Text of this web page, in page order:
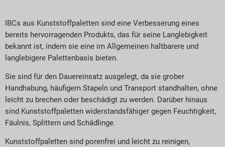
IBCs aus Kunststoffpaletten sind eine Verbesserung eines
bereits hervorragenden Produkts, das für seine Langlebigkeit
bekannt ist, indem sie eine im Allgemeinen haltbarere und
langlebigere Palettenbasis bieten.
Sie sind für den Dauereinsatz ausgelegt, da sie grober
Handhabung, häufigem Stapeln und Transport standhalten, ohne
leicht zu brechen oder beschädigt zu werden. Darüber hinaus
sind Kunststoffpaletten widerstandsfähiger gegen Feuchtigkeit,
Fäulnis, Splittern und Schädlinge.
Kunststoffpaletten sind porenfrei und leicht zu reinigen,